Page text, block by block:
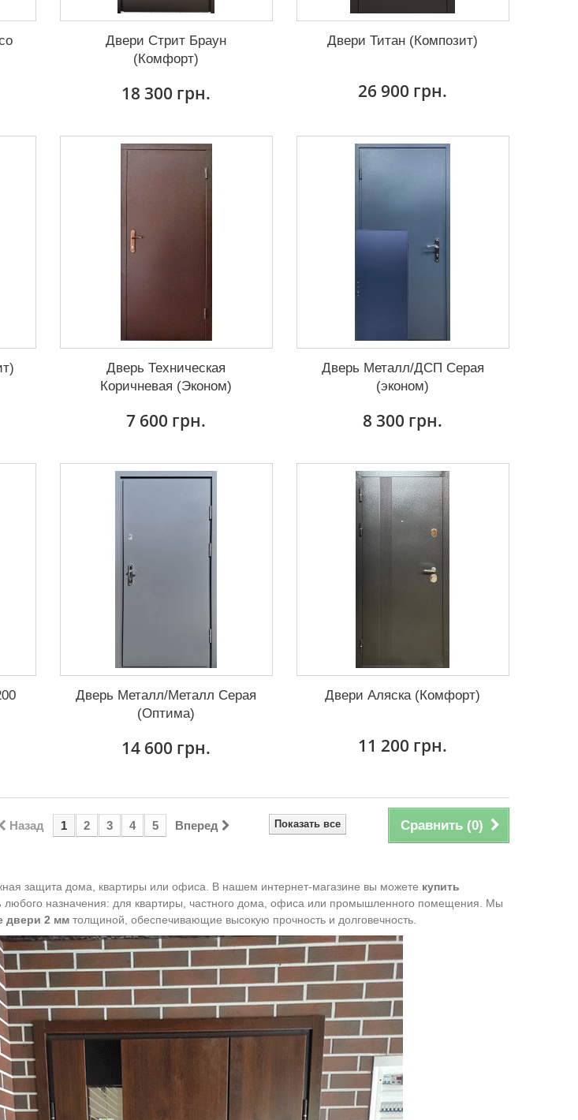
Двери Стрит Браун
(Комфорт)
18 300 грн.
Двери Титан (Композит)
26 900 грн.
Дверь Техническая
Коричневая (Эконом)
7 600 грн.
Дверь Металл/ДСП Серая
(эконом)
8 300 грн.
Дверь Металл/Металл Серая
(Оптима)
14 600 грн.
Двери Аляска (Комфорт)
11 200 грн.
Сравнить (0)
Показать все
Назад 1 2 3 4 5 Вперед
защита дома, квартиры или офиса. В нашем интернет-магазине вы можете купить
любого назначения: для квартиры частного дома , офиса или промышленного помещения . Мы
двери 2 мм толщиной, обеспечивающие высокую прочность и долговечность.